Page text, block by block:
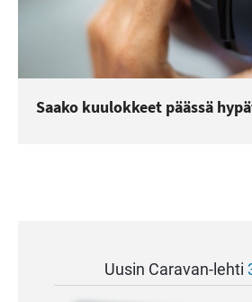
Saako kuulokkeet päässä
Uusin Caravan-lehti